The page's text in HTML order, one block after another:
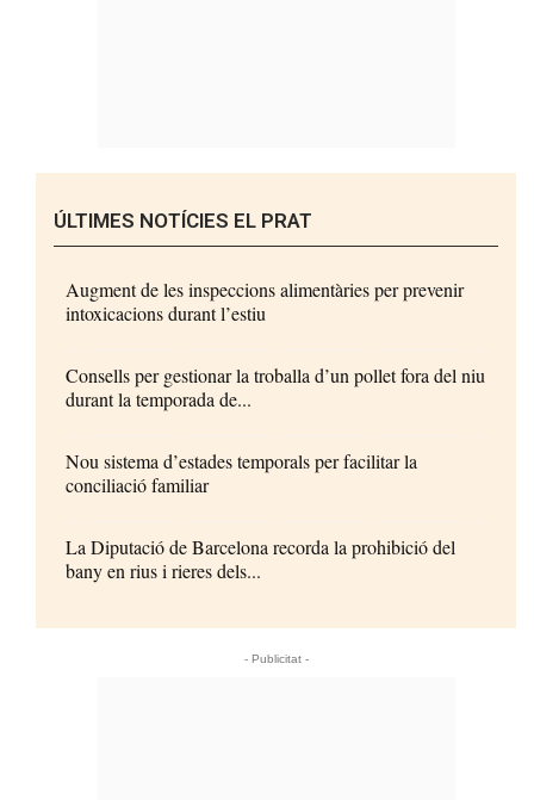
ÚLTIMES NOTÍCIES EL PRAT
Augment de les inspeccions alimentàries per prevenir
intoxicacions durant l’estiu
Consells per gestionar la troballa d’un pollet fora del niu
durant la temporada de...
Nou sistema d’estades temporals per facilitar la
conciliació familiar
La Diputació de Barcelona recorda la prohibició del
bany en rius i rieres dels...
- Publicitat -